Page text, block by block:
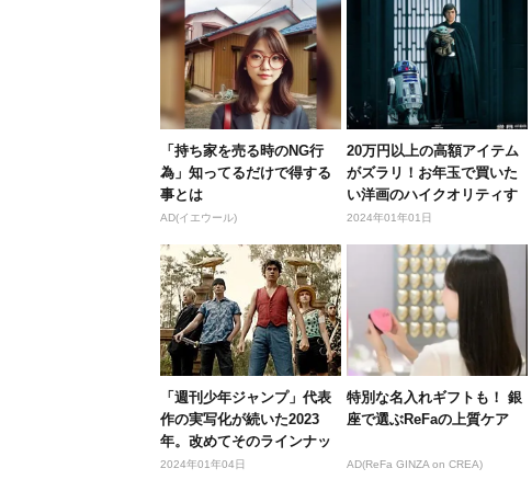
「持ち家を売る時のNG行
為」知ってるだけで得する
事とは
AD(イエウール)
20万円以上の高額アイテム
がズラリ！お年玉で買いた
い洋画のハイクオリティす
ぎるス...
2024年01年01日
「週刊少年ジャンプ」代表
作の実写化が続いた2023
年。改めてそのラインナッ
プを振...
2024年01年04日
特別な名入れギフトも！ 銀
座で選ぶReFaの上質ケア
AD(ReFa GINZA on CREA)